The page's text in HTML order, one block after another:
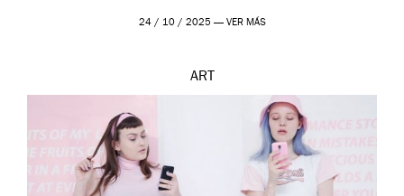
24 / 10 / 2025 — VER MÁS
ART